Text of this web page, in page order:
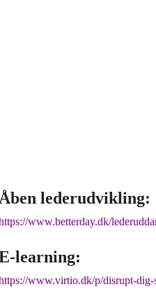
Åben lederudvikling:
www.betterday.dk/
learning:
www.virtio.dk/p/disrupt-dig-